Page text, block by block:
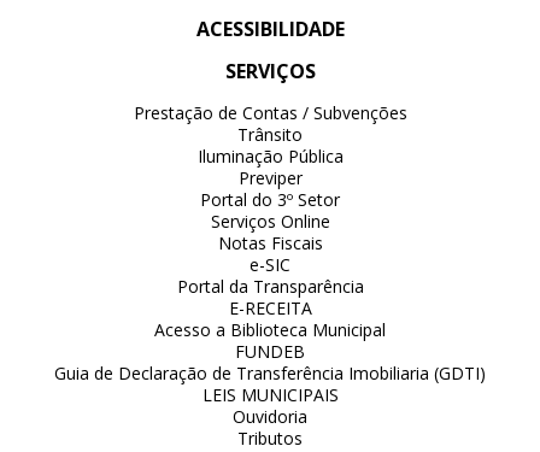
ACESSIBILIDADE
SERVIÇOS
Prestação de Contas / Subvenções
Trânsito
Iluminação Pública
Previper
Portal do 3º Setor
Serviços Online
Notas Fiscais
e-SIC
Portal da Transparência
E-RECEITA
Acesso a Biblioteca Municipal
FUNDEB
Guia de Declaração de Transferência Imobiliaria (GDTI)
LEIS MUNICIPAIS
Ouvidoria
Tributos